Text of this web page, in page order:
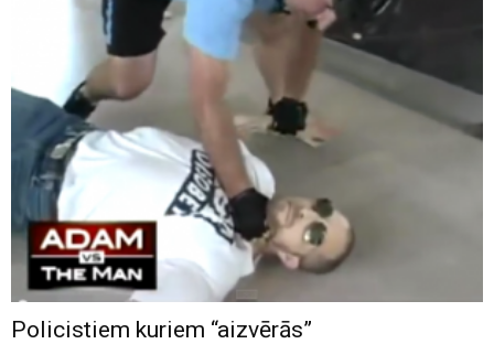
Policistiem kuriem “aizvērās”